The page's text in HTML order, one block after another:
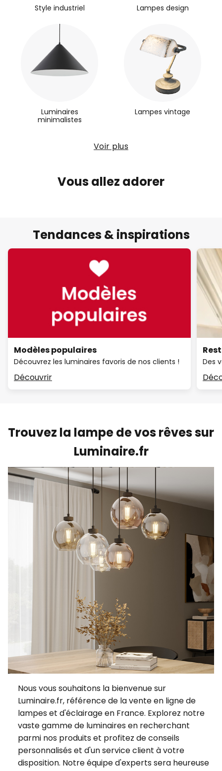
Style industriel Lampes design
Luminaires
minimalistes
Lampes vintage
Voir plus
Vous allez adorer
Tendances & inspirations
Modèles populaires
Découvrez les luminaires favoris de nos clients !
Découvrir
Des
Trouvez la lampe de vos rêves sur
Luminaire.fr
Nous vous souhaitons la bienvenue sur
Luminaire.fr, référence de la vente en ligne de
lampes et d'éclairage en France. Explorez notre
vaste gamme de luminaires en recherchant
parmi nos produits et profitez de conseils
personnalisés et d'un service client à votre
disposition. Notre équipe d'experts sera heureuse